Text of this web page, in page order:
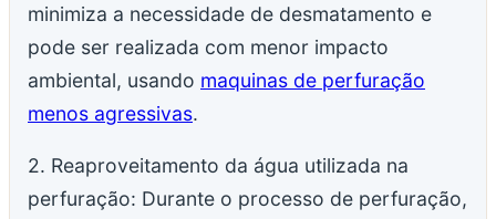
minimiza a necessidade de desmatamento e
pode ser realizada com menor impacto
ambiental, usando maquinas de perfuração
menos agressivas.
2. Reaproveitamento da água utilizada na
perfuração: Durante o processo de perfuração,